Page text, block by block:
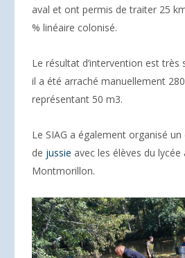
aval et ont permis de traiter 25
% linéaire colonisé.
Le résultat d’intervention est très
il a été arraché manuellement
représentant 50 m3.
Le SIAG a également organisé un
de jussie avec les élèves du lycée
Montmorillon.